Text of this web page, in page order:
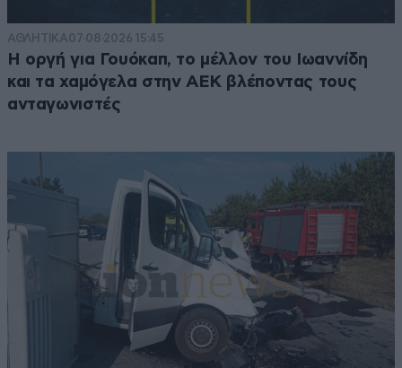
ΑΘΛΗΤΙΚΑ07·08·2026 15:45
Η οργή για Γουόκαπ, το μέλλον του Ιωαννίδη
και τα χαμόγελα στην ΑΕΚ βλέποντας τους
ανταγωνιστές